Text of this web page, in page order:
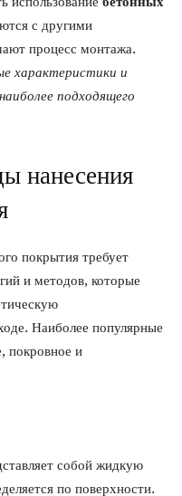
с другими
процесс монтажа.
характеристики и
подходящего
нанесения
покрытия требует
и методов, которые
Наиболее популярные
покровное и
собой жидкую
по поверхности.